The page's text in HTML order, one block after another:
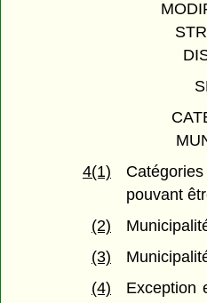
4(1)
pouvant
(2)
(3)
(4)
Exception